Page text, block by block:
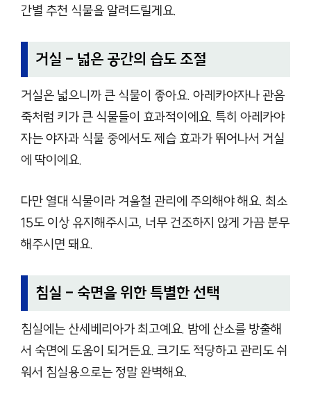
간별 추천 식물을 알려드릴게요.
거실 – 넓은 공간의 습도 조절
거실은 넓으니까 큰 식물이 좋아요. 아레카야자나 관음
죽처럼 키가 큰 식물들이 효과적이에요. 특히 아레카야
자는 야자과 식물 중에서도 제습 효과가 뛰어나서 거실
에 딱이에요.
다만 열대 식물이라 겨울철 관리에 주의해야 해요. 최소
15도 이상 유지해주시고, 너무 건조하지 않게 가끔 분무
해주시면 돼요.
침실 – 숙면을 위한 특별한 선택
침실에는 산세베리아가 최고예요. 밤에 산소를 방출해
서 숙면에 도움이 되거든요. 크기도 적당하고 관리도 쉬
워서 침실용으로는 정말 완벽해요.